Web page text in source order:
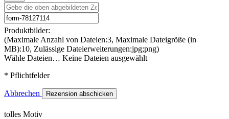
Produktbilder:
(Maximale Anzahl von Dateien:3, Maximale Dateigröße (in
MB):10, Zulässige Dateierweiterungen:jpg;png)
Wähle Dateien… Keine Dateien ausgewählt
* Pflichtfelder
Abbrechen Rezension abschicken
tolles Motiv